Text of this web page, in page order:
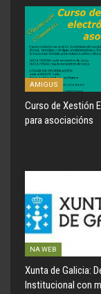
AMIGUS
Curso de Xestión
para asociacións
NA WEB
Xunta de Galicia:
Institucional con